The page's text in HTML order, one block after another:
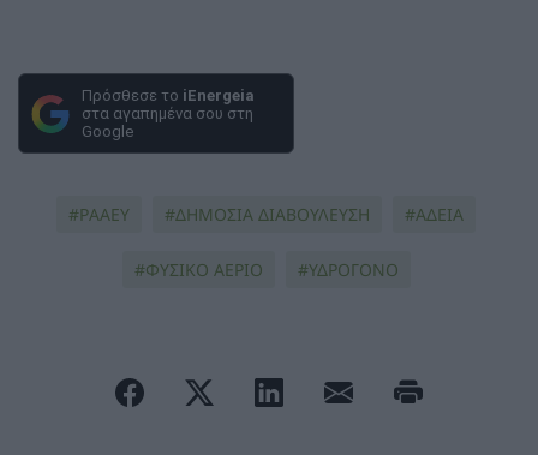
Πρόσθεσε το iEnergeia
στα αγαπημένα σου στη
Google
ΡΑΑΕΥ ΔΗΜΟΣΙΑ ΔΙΑΒΟΥΛΕΥΣΗ ΑΔΕΙΑ
ΦΥΣΙΚΟ ΑΕΡΙΟ ΥΔΡΟΓΌΝΟ